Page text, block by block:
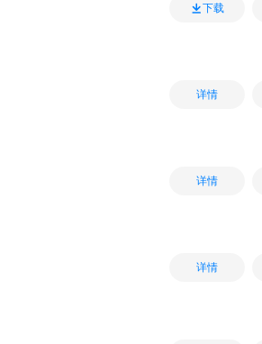
下载
详情
详情
详情